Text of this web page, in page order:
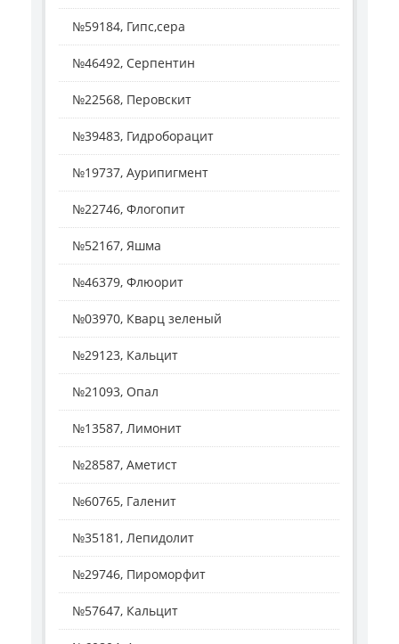
№59184, Гипс,сера
№46492, Серпентин
№22568, Перовскит
№39483, Гидроборацит
№19737, Аурипигмент
№22746, Флогопит
№52167, Яшма
№46379, Флюорит
№03970, Кварц зеленый
№29123, Кальцит
№21093, Опал
№13587, Лимонит
№28587, Аметист
№60765, Галенит
№35181, Лепидолит
№29746, Пироморфит
№57647, Кальцит